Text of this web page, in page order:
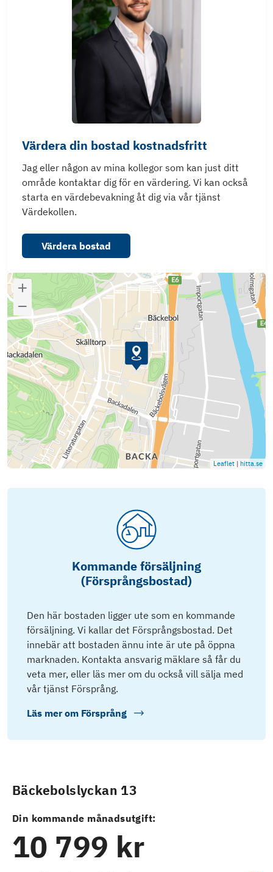
Värdera din bostad kostnadsfritt
Jag eller någon av mina kollegor som kan just ditt
område kontaktar dig för en värdering. Vi kan också
starta en värdebevakning åt dig via vår tjänst
Värdekollen.
Värdera bostad
Leaflet | hitta.se
Kommande försäljning
(Försprångsbostad)
Den här bostaden ligger ute som en kommande
försäljning. Vi kallar det Försprångsbostad. Det
innebär att bostaden ännu inte är ute på öppna
marknaden. Kontakta ansvarig mäklare så får du
veta mer, eller läs mer om du också vill sälja med
vår tjänst Försprång.
Läs mer om Försprång
Bäckebolslyckan 13
Din kommande månadsutgift:
10 799 kr